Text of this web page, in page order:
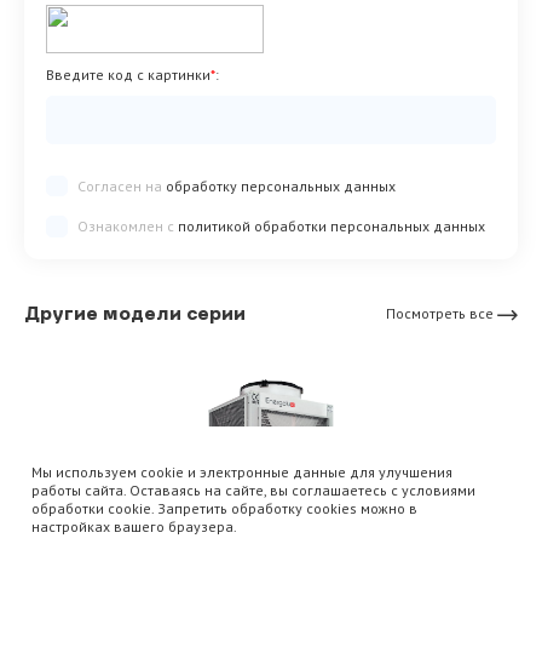
Введите код с картинки*:
Согласен на обработку персональных данных
Ознакомлен с политикой обработки персональных данных
Другие модели серии Посмотреть все
Мы используем cookie и электронные данные для улучшения
работы сайта. Оставаясь на сайте, вы соглашаетесь с условиями
обработки cookie. Запретить обработку cookies можно в
настройках вашего браузера.